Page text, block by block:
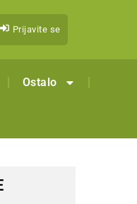
Prijavite se
Ostalo